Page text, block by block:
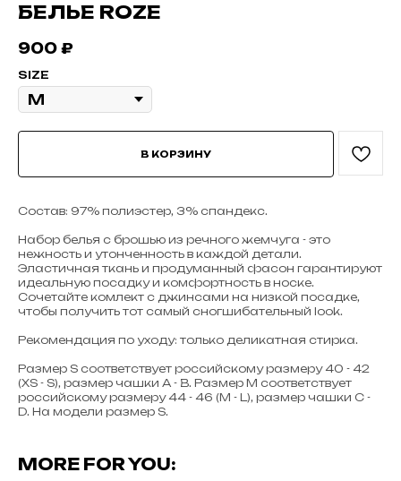
БЕЛЬЕ ROZE
900 ₽
SIZE
В КОРЗИНУ
Состав: 97% полиэстер, 3% спандекс.
Набор белья с брошью из речного жемчуга - это
нежность и утонченность в каждой детали.
Эластичная ткань и продуманный фасон гарантируют
идеальную посадку и комфортность в носке.
Сочетайте комлект с джинсами на низкой посадке,
чтобы получить тот самый сногшибательный look.
Рекомендация по уходу: только деликатная стирка.
Размер S соответствует российскому размеру 40 - 42
(XS - S), размер чашки A - B. Размер M соответствует
российскому размеру 44 - 46 (M - L), размер чашки C -
D. На модели размер S.
MORE FOR YOU: